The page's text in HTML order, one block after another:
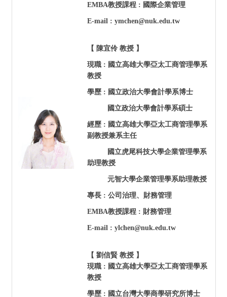
EMBA教授課程 : 國際企業管理
E-mail : ymchen@nuk.edu.tw
【 陳宜伶 教授 】
現職 : 國立高雄大學亞太工商管理學系
教授
學歷 : 國立政治大學會計學系博士
國立政治大學會計學系碩士
經歷 : 國立高雄大學亞太工商管理學系
副教授兼系主任
國立虎尾科技大學企業管理學系
助理教授
元智大學企業管理學系助理教授
專長 : 公司治理、財務管理
EMBA教授課程 : 財務管理
E-mail : ylchen@nuk.edu.tw
【 劉信賢 教授 】
現職 : 國立高雄大學亞太工商管理學系
教授
學歷 : 國立台灣大學商學研究所博士